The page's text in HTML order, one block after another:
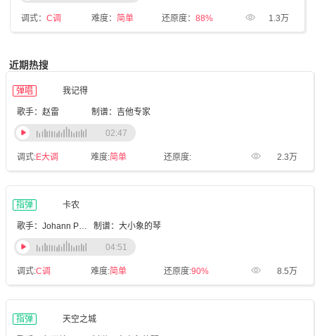
调式： C调 难度： 简单 还原度： 88% 1.3万
近期热搜
弹唱 我记得
歌手：赵雷 制谱：吉他专家
调式:E大调 难度:简单 还原度: 2.3万
02:47
指弹 卡农
歌手：Johann Pachelbel 制谱：大小象的琴
调式:C调 难度:简单 还原度:90% 8.5万
04:51
指弹 天空之城